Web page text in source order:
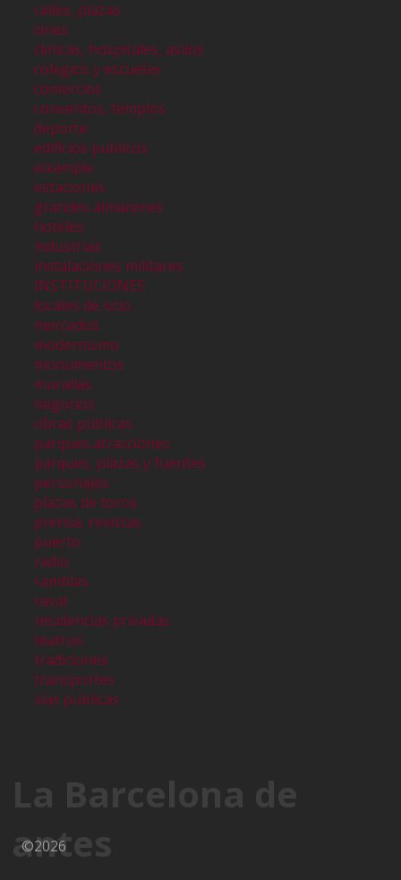
calles, plazas
cines
clinicas, hospitales, asilos
colegios y escuelas
comercios
conventos, templos
deporte
edificios publicos
eixample
estaciones
grandes almacenes
hoteles
industrias
instalaciones militares
INSTITUCIONES
locales de ocio
mercados
modernismo
monumentos
murallas
negocios
obras públicas
parques atracciones
parques, plazas y fuentes
personajes
plazas de toros
prensa, revistas
puerto
radio
ramblas
raval
residencias privadas
teatros
tradiciones
transportes
vias publicas
La Barcelona de
antes
©2026